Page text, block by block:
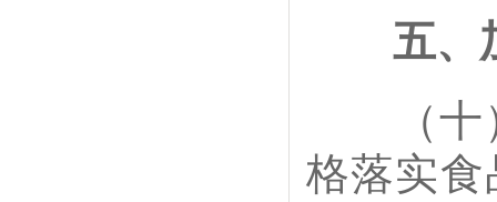
五、
（十）
格落实食